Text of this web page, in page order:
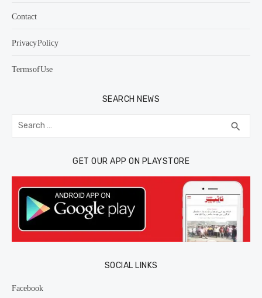
Contact
Privacy Policy
Terms of Use
SEARCH NEWS
Search
for: search
GET OUR APP ON PLAYSTORE
SOCIAL LINKS
Facebook